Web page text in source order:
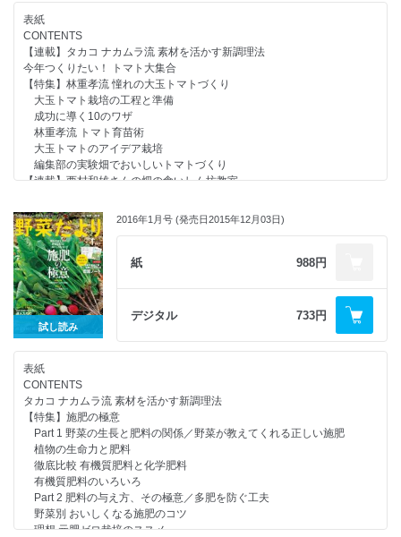
読者プレゼント
【別冊付録】やさしい苗づくり 基本とコツ
トウモロコシ 1本仕立て vs 2本仕立て vs 3本仕立て
オクラ 1本仕立てから8本仕立てまでの収量を比較
超簡単！ はじめてのボカシ肥料づくり
【連載】季節の野菜づくりステップアップ講座 木嶋先生の比べてわかる
野菜の“性格” 第7回 水と養分を好むサトイモと痩せ地でも育つサツマイモ
【連載】1㎡からはじめる「自然菜園」(14) サツマイモとオオムギのおか
げで、ダイズもソラマメも連作できる！
「ストレスなしで」でトマトはどこまでもおいしくなる！
【連載】タカコ ナカムラ流 素材を活かす新調理法④ 50℃洗い×コマツナ
のソースパスタ
農を「知る」「楽しむ」イベントレポート
イベント＆新刊情報
次号予告／編集後記
読者アンケート
試してよかった！ 気になるグッズ 畝づくりや溝堀りが超ラクラク！
野菜よろず瓦版
【新連載】岡本よりたかさんのプランターでつくる持続可能菜園① 持続
可能な無肥料栽培
［4月～5月］
読者プレゼント
【別冊付録】農薬を使わない病虫害対策ブック
もくじ
目からウロコの病虫害対策
病害虫別 予防法と対処法
夏野菜の病虫害インデックス
アブラムシ類
タバコガ類
テントウムシダマシ
コナジラミ類
表紙
CONTENTS
【連載】タカコ ナカムラ流 素材を活かす新調理法
今年つくりたい！ トマト大集合
【特集】林重孝流 憧れの大玉トマトづくり
大玉トマト栽培の工程と準備
成功に導く10のワザ
林重孝流 トマト育苗術
大玉トマトのアイデア栽培
編集部の実験畑でおいしいトマトづくり
【連載】西村和雄さんの畑の食いしん坊教室
牧らつとさんのジャガイモ栽培大検証／検証①マルチなし栽培vsマルチあ
り栽培
検証②丸ごと植えvsカット植え
検証③直植えvsポット育苗／検証④植えつけ前の芽かきvs植えつけ後の
芽かき
ジャガイモ栽培 成功のコツ
ジャガイモ栽培Ｑ＆Ａ
ベテラン読者の実験レポート
プロが教える鍬の基本
【連載】工藤夕貴さんのオーガニックライフ
【連載】1平方メートルからはじめる「自然菜園」
わたしの“農LIFE”
みんなの野菜だより
行列のできる 野菜だより相談所
農を「知る」「楽しむ」イベントレポート
イベント＆新刊情報
次号予告／編集後記
野菜よろず瓦版
試してよかった！ 気になるグッズ
試し読み
2016年1月号 (発売日2015年12月03日)
紙 988円
デジタル 733円
表紙
CONTENTS
タカコ ナカムラ流 素材を活かす新調理法
【特集】施肥の極意
Part 1 野菜の生長と肥料の関係／野菜が教えてくれる正しい施肥
植物の生命力と肥料
徹底比較 有機質肥料と化学肥料
有機質肥料のいろいろ
Part 2 肥料の与え方、その極意／多肥を防ぐ工夫
野菜別 おいしくなる施肥のコツ
理想 元肥ゼロ栽培のススメ